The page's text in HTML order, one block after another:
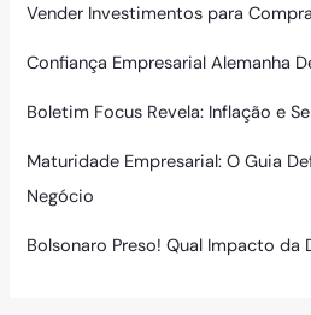
Vender Investimentos para
Confiança Empresarial Alemanha
Boletim Focus Revela: Inflação e
Maturidade Empresarial: O Guia
Negócio
Bolsonaro Preso! Qual Impacto da